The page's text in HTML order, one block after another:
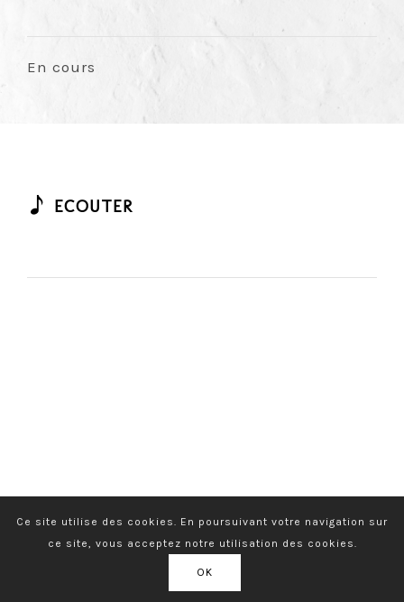
En cours
ECOUTER
Ce site utilise des cookies. En poursuivant votre navigation sur
ce site, vous acceptez notre utilisation des cookies.
OK